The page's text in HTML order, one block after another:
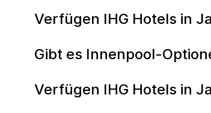
Verfügen IHG Hotels in
Gibt es Innenpool-
Verfügen IHG Hotels in